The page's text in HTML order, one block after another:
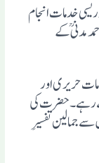
تدریسی خدمات انجام
مدنی ؒ کے
حریری اور
رہے ۔ حضرت کی
جمالین تفسیرِ